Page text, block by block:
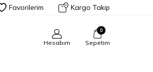
Favorilerim Kargo Takip
Hesabım
0
Sepetim